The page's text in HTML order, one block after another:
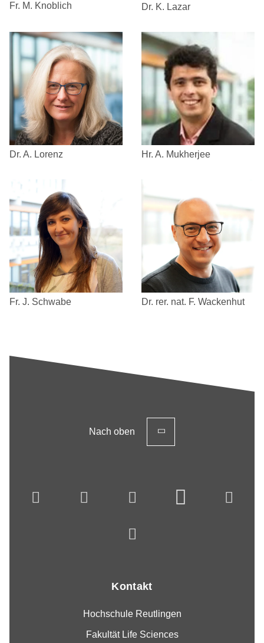
Fr. M. Knoblich Dr. K. Lazar
Dr. A. Lorenz Hr. A. Mukherjee
Fr. J. Schwabe Dr. rer. nat. F. Wackenhut
Nach oben
Kontakt
Hochschule Reutlingen
Fakultät Life Sciences